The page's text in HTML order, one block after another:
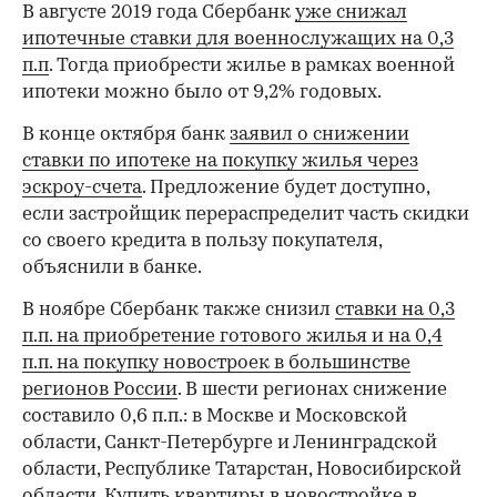
00:00 00:00
В августе 2019 года Сбербанк уже снижал
ипотечные ставки для военнослужащих на 0,3
п.п. Тогда приобрести жилье в рамках военной
ипотеки можно было от 9,2% годовых.
В конце октября банк заявил о снижении
ставки по ипотеке на покупку жилья через
эскроу-счета. Предложение будет доступно,
если застройщик перераспределит часть скидки
со своего кредита в пользу покупателя,
объяснили в банке.
В ноябре Сбербанк также снизил ставки на 0,3
п.п. на приобретение готового жилья и на 0,4
п.п. на покупку новостроек в большинстве
регионов России. В шести регионах снижение
составило 0,6 п.п.: в Москве и Московской
области, Санкт-Петербурге и Ленинградской
области, Республике Татарстан, Новосибирской